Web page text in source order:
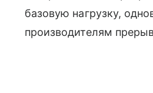
базовую нагрузку,
производителям